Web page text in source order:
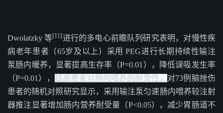
Dwolatzky 等[11] 进行的多电心前瞻队列研究表明，对慢性疾
病老年患者（65岁及以上）采用 PEG进行长期持续性输注
泵肠内暖养，显著提高生存率（P=0.01），降低误吸发生率
（P=0.01）， 提高患者对肠内喂养的耐受性。 对73例脑挫伤
患者的随机对照研究显示，采用输注泵匀速肠内喂养较注射
器推注显著增加肠内营养耐受量（P<0.05），减少胃肠道不